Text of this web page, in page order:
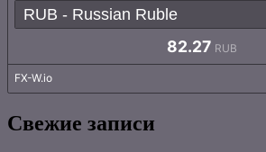
Свежие записи